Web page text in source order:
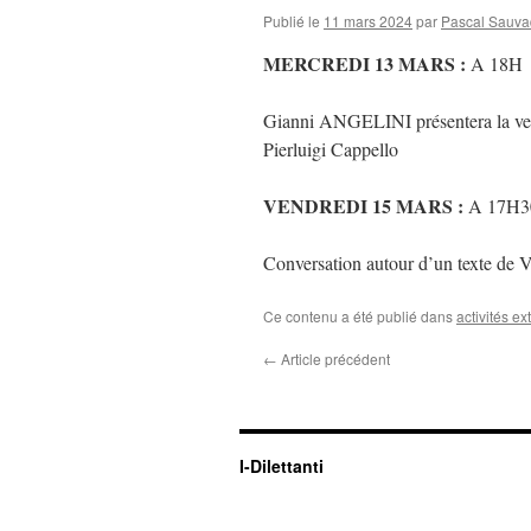
Publié le 11 mars 2024par Pascal
MERCREDI 13 MARS : A 18H
Gianni ANGELINI présentera la
Pierluigi Cappello
VENDREDI 15 MARS : A
Conversation autour d’un texte
Ce contenu a été publié dansactivités
← Article précédent
I-Dilettanti